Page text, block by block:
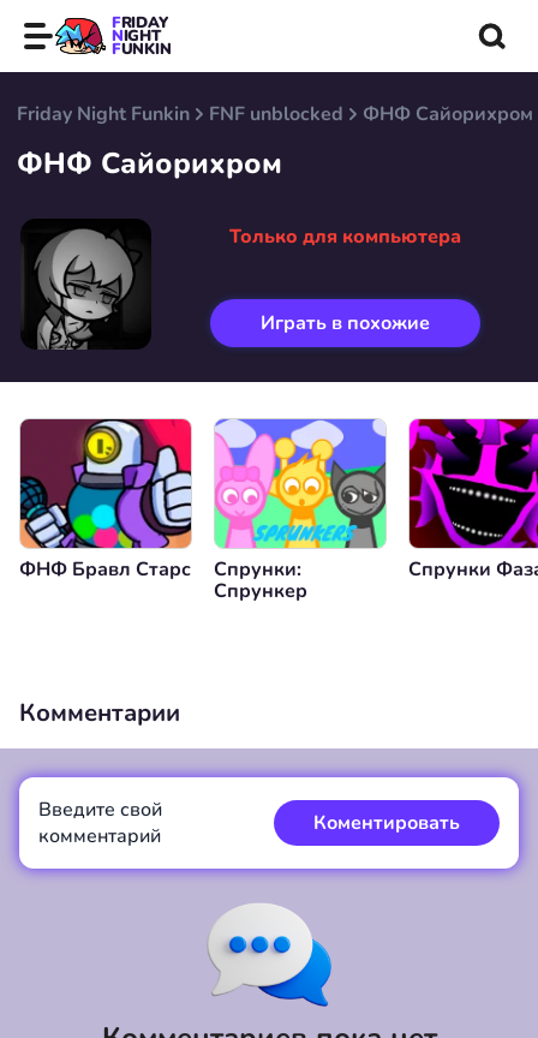
FRIDAY
NIGHT
FUNKIN
Friday Night Funkin FNF unblocked ФНФ Сайорихром
ФНФ Сайорихром
Только для компьютера
Играть в похожие
ФНФ Бравл Старс
Спрунки:
Спрункер
Спрунки
Комментарии
Введите свой
комментарий
Коментировать
Коментировать